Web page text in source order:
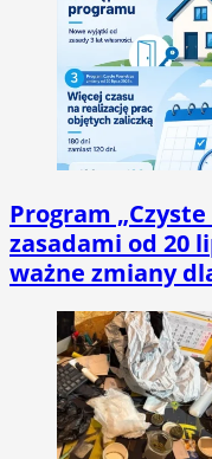
Program
zasadami od 20
ważne zmiany